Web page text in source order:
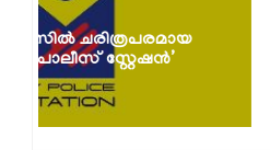
കൈത്തറി
പരമ്പരാഗത
കൈത്തറി...
7th of August 2026